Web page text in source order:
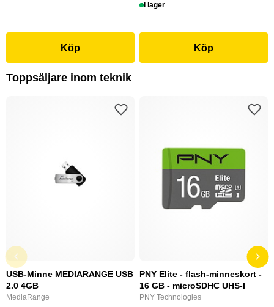
Köp
I lager
Köp
Toppsäljare inom teknik
USB-Minne MEDIARANGE USB
2.0 4GB
MediaRange
PNY Elite - flash-minneskort -
16 GB - microSDHC UHS-I
PNY Technologies